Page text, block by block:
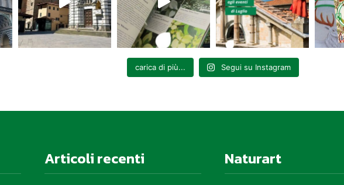
carica di più... Segui su Instagram
Articoli recenti Naturart